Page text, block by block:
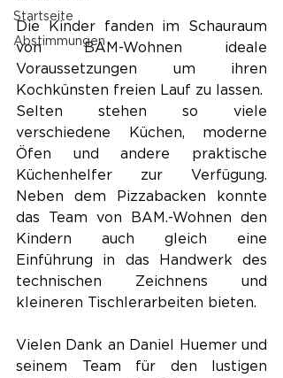
Startseite
Abstimmungen
Die Kinder fanden im Schauraum
von BAM-Wohnen ideale
Voraussetzungen um ihren
Kochkünsten freien Lauf zu lassen.
Selten stehen so viele
verschiedene Küchen, moderne
Öfen und andere praktische
Küchenhelfer zur Verfügung.
Neben dem Pizzabacken konnte
das Team von BAM.-Wohnen den
Kindern auch gleich eine
Einführung in das Handwerk des
technischen Zeichnens und
kleineren Tischlerarbeiten bieten.
Vielen Dank an Daniel Huemer und
seinem Team für den lustigen